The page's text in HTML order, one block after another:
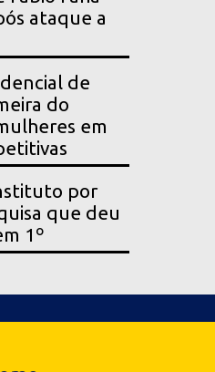
ataque a
de
do
em
por
que deu
1º